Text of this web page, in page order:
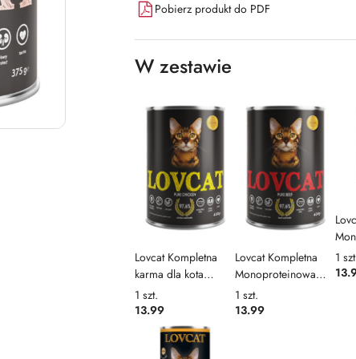
Pobierz produkt do PDF
W zestawie
Lovcat Kompletna
karma dla kota
kurczak, 400g
1 szt.
13.99
Lovcat Kompletna
Monoproteinowa
karma dla kota
Wołowina, 400g
1 szt.
13.99
1